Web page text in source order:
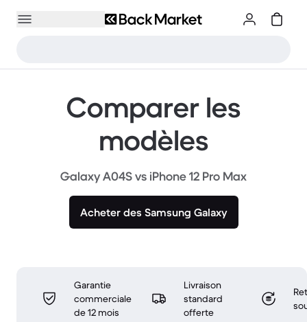
Comparer les
modèles
Galaxy A04S vs iPhone 12 Pro Max
Acheter des Samsung Galaxy
Garantie
commerciale
de 12 mois
Livraison
standard
offerte